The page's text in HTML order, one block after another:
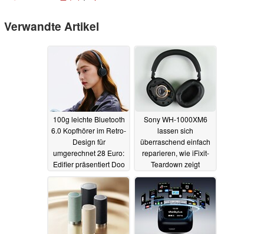
Verwandte Artikel
100g leichte Bluetooth
6.0 Kopfhörer im Retro-
Design für
umgerechnet 28 Euro:
Edifier präsentiert Doo
Ace03.06.2025
Sony WH-1000XM6
lassen sich
überraschend einfach
reparieren, wie iFixit-
Teardown zeigt
30.05.2025